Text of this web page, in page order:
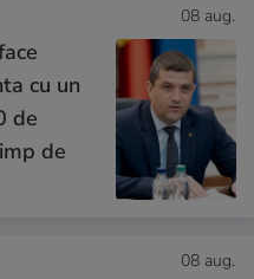
08 aug.
cu un
de
de
08 aug.